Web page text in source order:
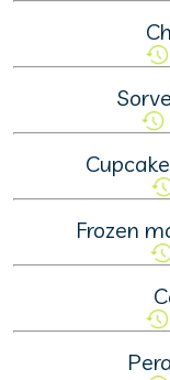
Frozen